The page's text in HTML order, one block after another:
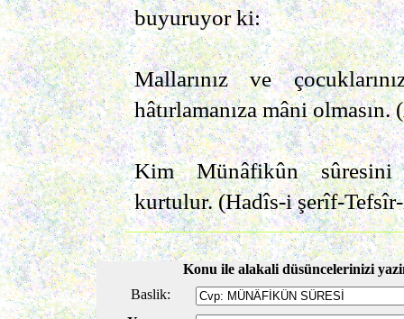
buyuruyor ki:
Mallarınız ve
hâtırlamanıza mâni olmasın.
Kim Münâfikûn sûresini
kurtulur. (Hadîs-i şerîf-
Konu ile alakali düsüncelerinizi
Baslik: